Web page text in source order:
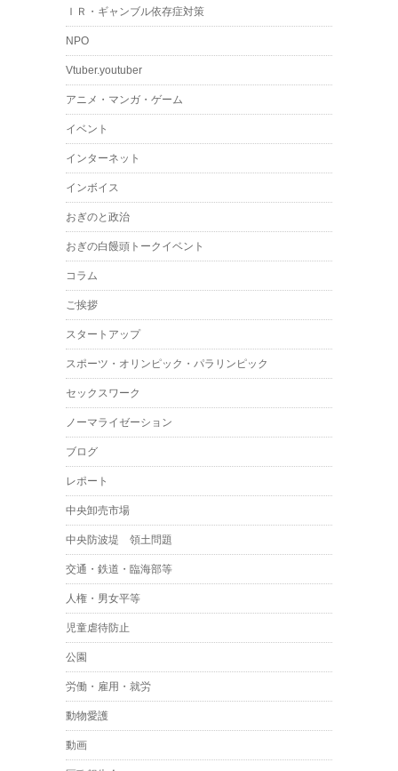
ＩＲ・ギャンブル依存症対策
NPO
Vtuber.youtuber
アニメ・マンガ・ゲーム
イベント
インターネット
インボイス
おぎのと政治
おぎの白饅頭トークイベント
コラム
ご挨拶
スタートアップ
スポーツ・オリンピック・パラリンピック
セックスワーク
ノーマライゼーション
ブログ
レポート
中央卸売市場
中央防波堤 領土問題
交通・鉄道・臨海部等
人権・男女平等
児童虐待防止
公園
労働・雇用・就労
動物愛護
動画